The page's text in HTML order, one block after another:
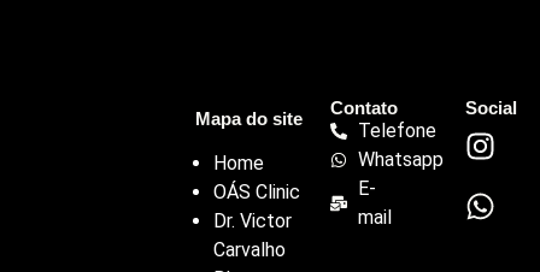
Mapa do site
Home
OÁS Clinic
Dr. Victor
Carvalho
Contato
Telefone
Whatsapp
E-
mail
Social